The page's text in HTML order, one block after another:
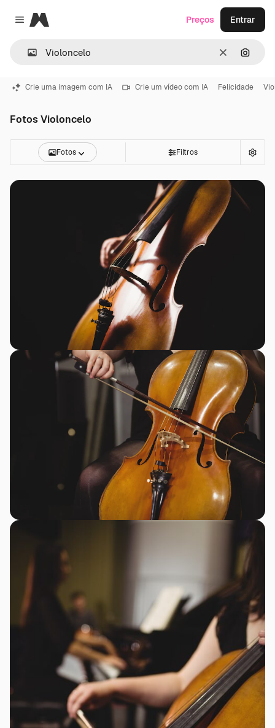
Close menu
Magnific
Limpar
Preços Entrar
Crie uma imagem com IA Crie um vídeo com IA Felicidade
Fotos Violoncelo
Fotos Filtros